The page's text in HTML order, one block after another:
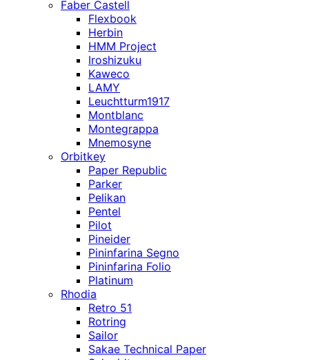
Faber Castell
Flexbook
Herbin
HMM Project
Iroshizuku
Kaweco
LAMY
Leuchtturm1917
Montblanc
Montegrappa
Mnemosyne
Orbitkey
Paper Republic
Parker
Pelikan
Pentel
Pilot
Pineider
Pininfarina Segno
Pininfarina Folio
Platinum
Rhodia
Retro 51
Rotring
Sailor
Sakae Technical Paper